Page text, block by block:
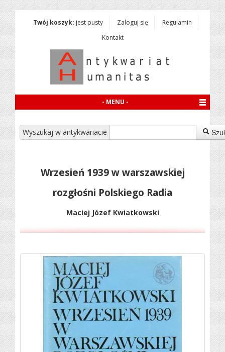
Twój koszyk: jest pusty Zaloguj się
Regulamin
Kontakt
- MENU -
Wyszukaj w antykwariacie
Wrzesień 1939 w warszawskiej
rozgłośni Polskiego Radia
Maciej Józef Kwiatkowski